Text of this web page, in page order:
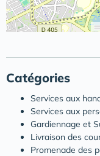
Catégories
Services aux
Services aux
Gardiennage et
Livraison des
Promenade des